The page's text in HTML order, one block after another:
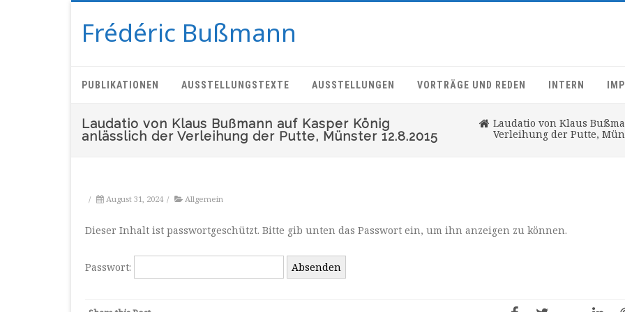
Frédéric Bußmann
PUBLIKATIONEN AUSSTELLUNGSTEXTE AUSSTELLUNGEN VORTRÄGE UND REDEN INTERN
Laudatio von Klaus Bußmann auf Kasper König
anlässlich der Verleihung der Putte, Münster 12.8.2015
Laudatio von Klaus
Verleihung der Putte,
/ August 31, 2024 / Allgemein
Dieser Inhalt ist passwortgeschützt. Bitte gib unten das Passwort ein, um ihn anzeigen zu können.
Passwort: